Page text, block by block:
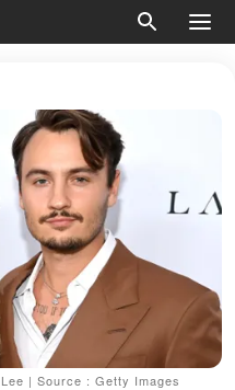
| Source : Getty Images